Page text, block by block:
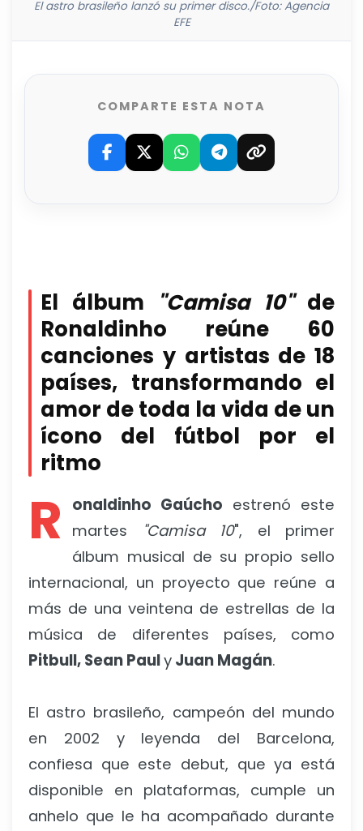
El astro brasileño lanzó su primer disco./Foto: Agencia
EFE
COMPARTE ESTA NOTA
El álbum "Camisa 10"de
Ronaldinho reúne 60
canciones y artistas de 18
países, transformando el
amor de toda la vida de un
ícono del fútbol por el
ritmo
R onaldinho Gaúcho estrenó este
martes
"Camisa 10", el primer
álbum musical de su propio sello
internacional, un proyecto que reúne a
más de una veintena de estrellas de la
música de diferentes países, como
Pitbull, Sean Pauly Juan Magán.
El astro brasileño, campeón del mundo
en 2002 y leyenda del Barcelona,
confiesa que este debut, que ya está
disponible en plataformas, cumple un
anhelo que le ha acompañado durante